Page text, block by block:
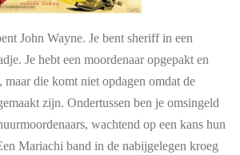
John Wayne. Je bent sheriff in een
Je hebt een moordenaar opgepakt en
die komt niet opdagen omdat de
zijn. Ondertussen ben je omsingeld
wachtend op een kans hun
Mariachi band in de nabijgelegen kroeg